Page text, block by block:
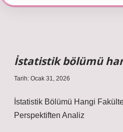
İstatistik bölümü
Tarih: Ocak 31, 2026
İstatistik Bölümü Hangi
Perspektiften Analiz